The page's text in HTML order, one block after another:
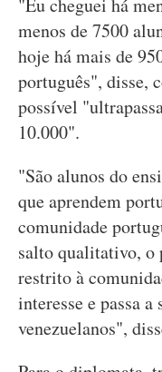
"Eu cheguei há
menos de 7500
hoje há mais de
português", disse,
possível
10.000".
"São alunos do
que aprendem
comunidade
salto qualitativo, o
restrito à
interesse e passa
venezuelanos",